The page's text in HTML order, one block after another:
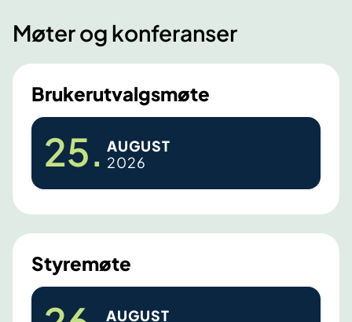
Møter og konferanser
Brukerutvalgsmøte
B
k
e
r
u
t
v
25. AUGUST
2026
Styremøte
S
AUGUST